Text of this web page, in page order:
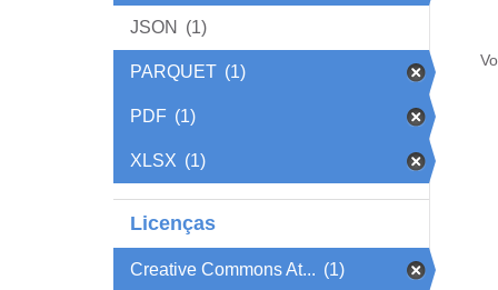
JSON (1)
PARQUET (1)
PDF (1)
XLSX (1)
Licenças
Creative Commons At... (1)